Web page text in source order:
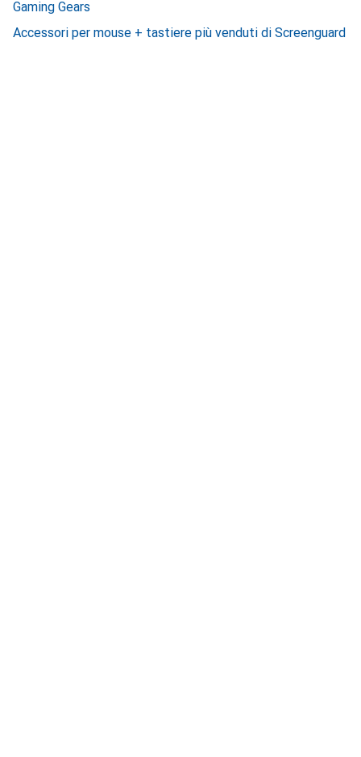
Gaming Gears
Accessori per mouse + tastiere più venduti di Screenguard